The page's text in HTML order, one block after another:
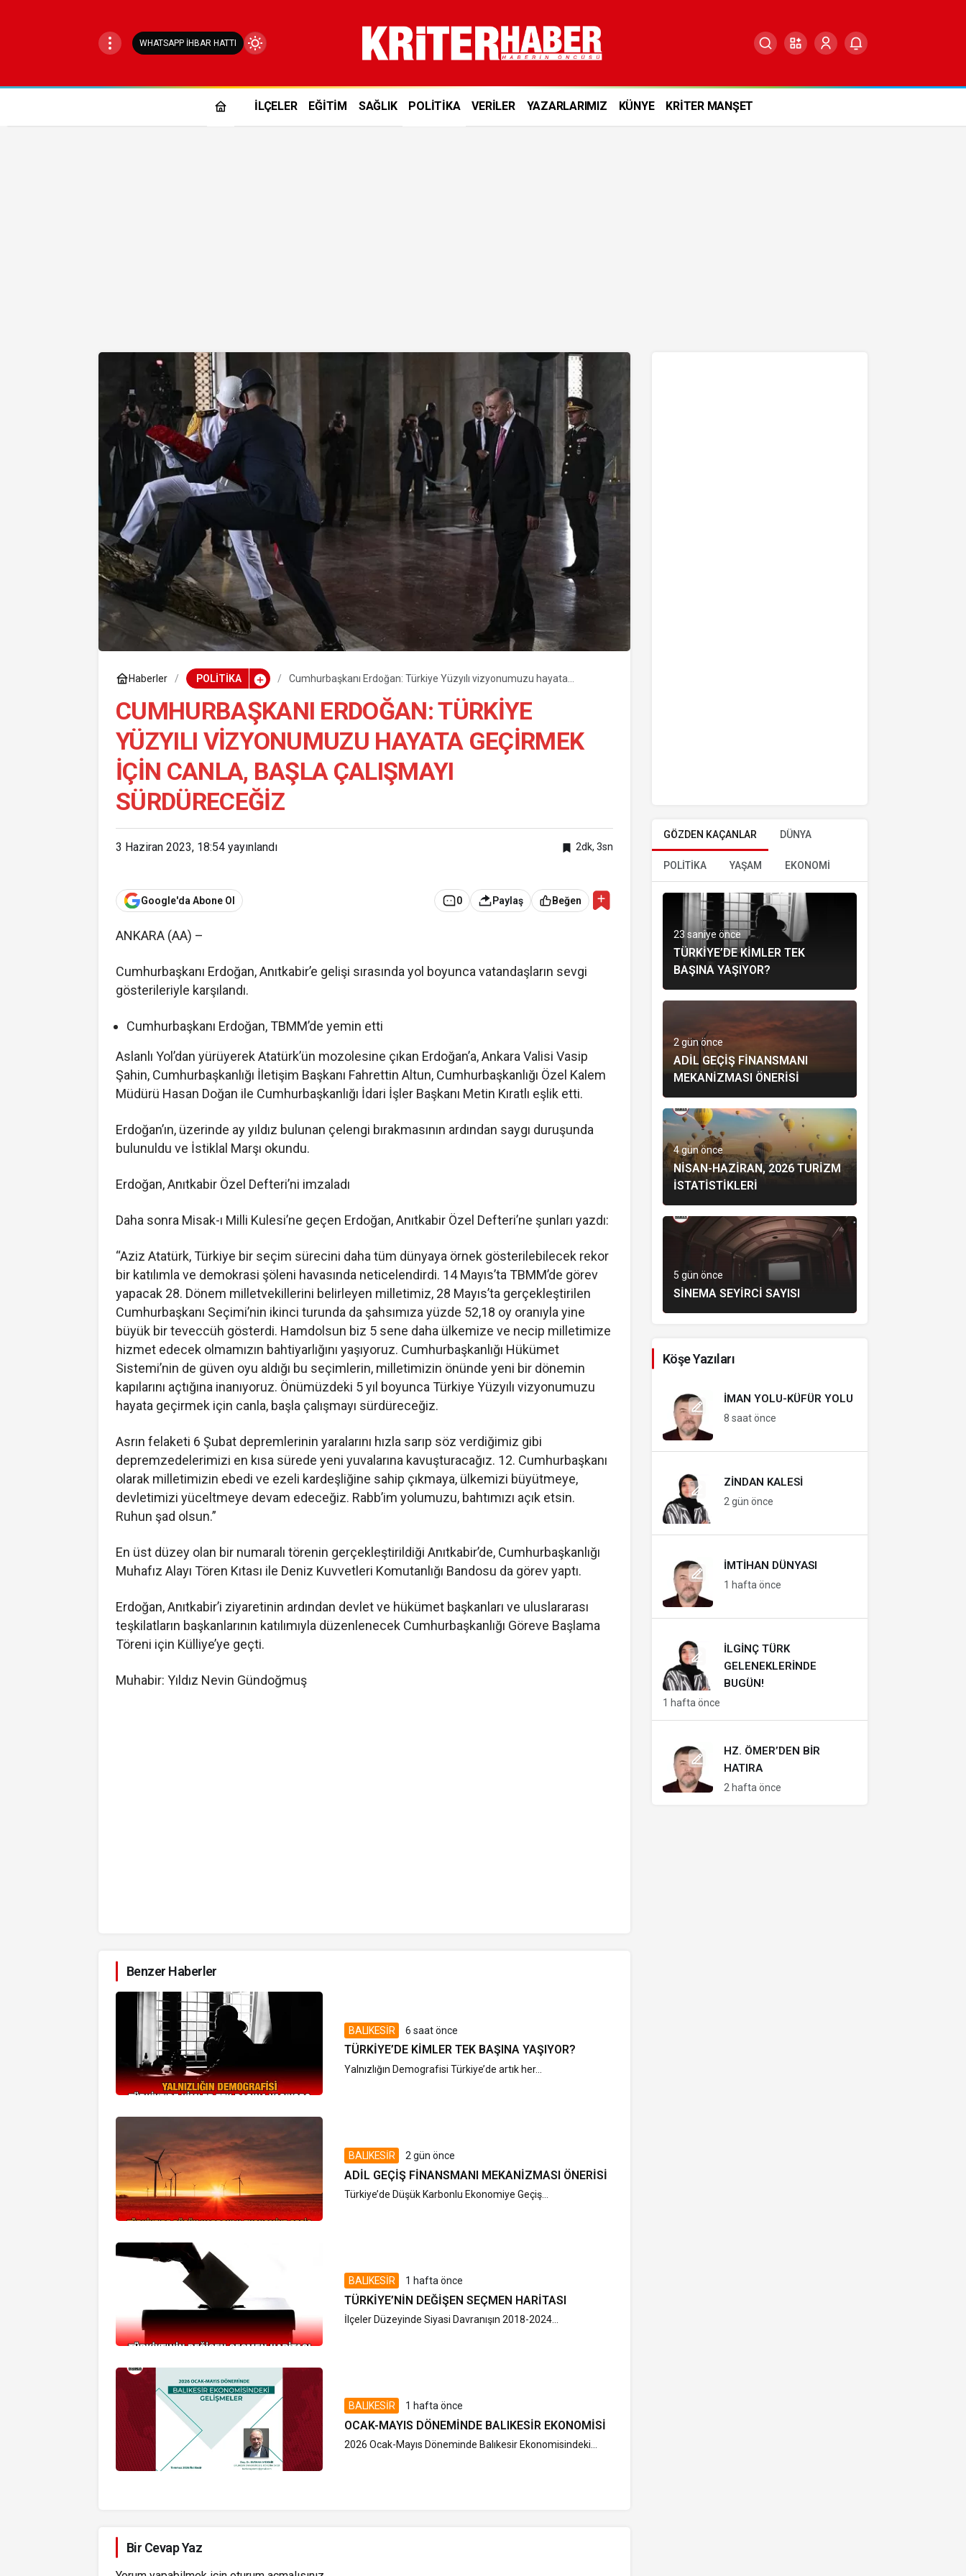
WHATSAPP İHBAR HATTI
Mod
İLÇELER EĞİTİM SAĞLIK POLİTİKA VERİLER YAZARLARIMIZ KÜNYE KRİTER MANŞET
Haberler POLİTİKA
Cumhurbaşkanı Erdoğan: Türkiye Yüzyılı vizyonumuzu hayata
CUMHURBAŞKANI ERDOĞAN: TÜRKIYE
YÜZYILI VIZYONUMUZU HAYATA GEÇIRMEK
IÇIN CANLA, BAŞLA ÇALIŞMAYI
SÜRDÜRECEĞIZ
3 Haziran 2023, 18:54 yayınlandı 2dk, 3sn
Google'da Abone Ol 0 Paylaş Beğen
ANKARA (AA) –
Cumhurbaşkanı Erdoğan, Anıtkabir’e gelişi sırasında yol boyunca vatandaşların sevgi
gösterileriyle karşılandı.
Cumhurbaşkanı Erdoğan, TBMM’de yemin etti
Aslanlı Yol’dan yürüyerek Atatürk’ün mozolesine çıkan Erdoğan’a, Ankara Valisi Vasip
Şahin, Cumhurbaşkanlığı İletişim Başkanı Fahrettin Altun, Cumhurbaşkanlığı Özel Kalem
Müdürü Hasan Doğan ile Cumhurbaşkanlığı İdari İşler Başkanı Metin Kıratlı eşlik etti.
Erdoğan’ın, üzerinde ay yıldız bulunan çelengi bırakmasının ardından saygı duruşunda
bulunuldu ve İstiklal Marşı okundu.
Erdoğan, Anıtkabir Özel Defteri’ni imzaladı
Daha sonra Misak-ı Milli Kulesi’ne geçen Erdoğan, Anıtkabir Özel Defteri’ne şunları yazdı:
“Aziz Atatürk, Türkiye bir seçim sürecini daha tüm dünyaya örnek gösterilebilecek rekor
bir katılımla ve demokrasi şöleni havasında neticelendirdi. 14 Mayıs’ta TBMM’de görev
yapacak 28. Dönem milletvekillerini belirleyen milletimiz, 28 Mayıs’ta gerçekleştirilen
Cumhurbaşkanı Seçimi’nin ikinci turunda da şahsımıza yüzde 52,18 oy oranıyla yine
büyük bir teveccüh gösterdi. Hamdolsun biz 5 sene daha ülkemize ve necip milletimize
hizmet edecek olmamızın bahtiyarlığını yaşıyoruz. Cumhurbaşkanlığı Hükümet
Sistemi’nin de güven oyu aldığı bu seçimlerin, milletimizin önünde yeni bir dönemin
kapılarını açtığına inanıyoruz. Önümüzdeki 5 yıl boyunca Türkiye Yüzyılı vizyonumuzu
hayata geçirmek için canla, başla çalışmayı sürdüreceğiz.
Asrın felaketi 6 Şubat depremlerinin yaralarını hızla sarıp söz verdiğimiz gibi
depremzedelerimizi en kısa sürede yeni yuvalarına kavuşturacağız. 12. Cumhurbaşkanı
olarak milletimizin ebedi ve ezeli kardeşliğine sahip çıkmaya, ülkemizi büyütmeye,
devletimizi yüceltmeye devam edeceğiz. Rabb’im yolumuzu, bahtımızı açık etsin.
Ruhun şad olsun.”
En üst düzey olan bir numaralı törenin gerçekleştirildiği Anıtkabir’de, Cumhurbaşkanlığı
Muhafız Alayı Tören Kıtası ile Deniz Kuvvetleri Komutanlığı Bandosu da görev yaptı.
Erdoğan, Anıtkabir’i ziyaretinin ardından devlet ve hükümet başkanları ve uluslararası
teşkilatların başkanlarının katılımıyla düzenlenecek Cumhurbaşkanlığı Göreve Başlama
Töreni için Külliye’ye geçti.
Muhabir: Yıldız Nevin Gündoğmuş
Benzer Haberler
BALIKESİR 6 saat önce
TÜRKIYE’DE KIMLER TEK BAŞINA YAŞIYOR?
Yalnızlığın Demografisi Türkiye’de artık her...
BALIKESİR 2 gün önce
ADIL GEÇIŞ FINANSMANI MEKANIZMASI ÖNERISI
Türkiye’de Düşük Karbonlu Ekonomiye Geçiş...
BALIKESİR 1 hafta önce
TÜRKIYE’NIN DEĞIŞEN SEÇMEN HARITASI
İlçeler Düzeyinde Siyasi Davranışın 2018-2024...
BALIKESİR 1 hafta önce
OCAK-MAYIS DÖNEMINDE BALIKESIR EKONOMISI
2026 Ocak-Mayıs Döneminde Balıkesir Ekonomisindeki...
Bir Cevap Yaz
GÖZDEN KAÇANLAR DÜNYA
POLİTİKA YAŞAM EKONOMİ
23 saniye önce
TÜRKIYE’DE KIMLER TEK
BAŞINA YAŞIYOR?
2 gün önce
ADIL GEÇIŞ FINANSMANI
MEKANIZMASI ÖNERISI
4 gün önce
NISAN-HAZIRAN, 2026 TURIZM
İSTATISTIKLERI
5 gün önce
SINEMA SEYIRCI SAYISI
Köşe Yazıları
İMAN YOLU-KÜFÜR YOLU
8 saat önce
ZINDAN KALESI
2 gün önce
İMTIHAN DÜNYASI
1 hafta önce
İLGINÇ TÜRK
GELENEKLERINDE
BUGÜN!
1 hafta önce
HZ. ÖMER’DEN BIR
HATIRA
2 hafta önce